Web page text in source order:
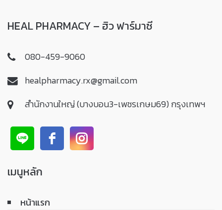
HEAL PHARMACY – ฮิว ฟาร์มาซี
080-459-9060
healpharmacy.rx@gmail.com
สำนักงานใหญ่ (บางบอน3-เพชรเกษม69) กรุงเทพฯ
เมนูหลัก
หน้าแรก